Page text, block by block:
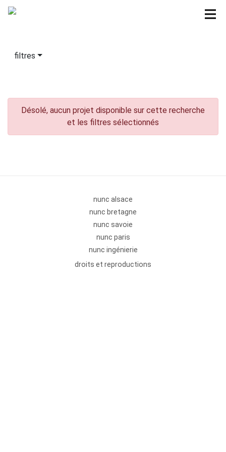
filtres
Désolé, aucun projet disponible sur cette recherche
et les filtres sélectionnés
nunc alsace
nunc bretagne
nunc savoie
nunc paris
nunc ingénierie
droits et reproductions